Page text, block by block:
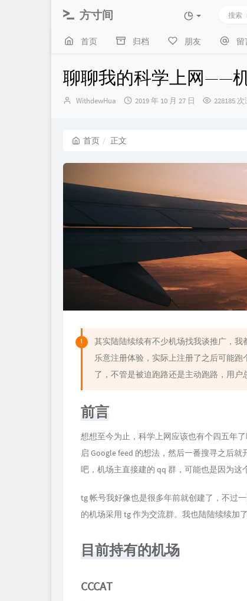
方寸间
首页 归档 朋友 留
聊聊我的科学上网——
博
WithdewHua
发
2019 年 10 月 27 日 228185
首页 正文
其实陆陆续续有不少机场找我谈推广，
乐意注册体验，实际上注册了之后可能
了，不管是被迫跑路还是主动跑路，用户
前言
想想至今为止，科学上网应该也有个四五年
启 Google feed 的想法，然后一番搜寻之后
吧，机场主直接建的 qq 群，可能也是因为这
tg 帐号我好像也是很多年前就创建了，不过
的机场采用 tg 作为交流群。我也陆陆续续加
目前持有的机场
CCCAT